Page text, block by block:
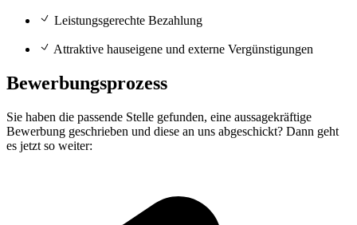
Leistungsgerechte Bezahlung
Attraktive hauseigene und externe Vergünstigungen
Bewerbungsprozess
Sie haben die passende Stelle gefunden, eine aussagekräftige
Bewerbung geschrieben und diese an uns abgeschickt? Dann geht
es jetzt so weiter: